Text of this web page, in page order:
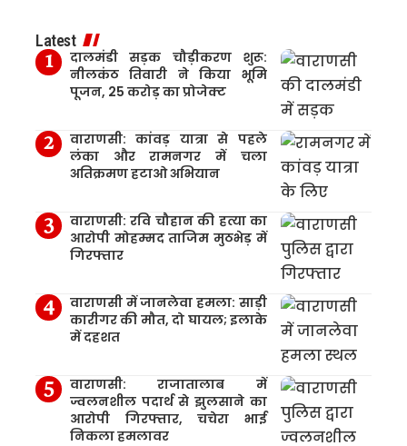
Latest
दालमंडी सड़क चौड़ीकरण शुरू:
नीलकंठ तिवारी ने किया भूमि
पूजन, 25 करोड़ का प्रोजेक्ट
वाराणसी: कांवड़ यात्रा से पहले
लंका और रामनगर में चला
अतिक्रमण हटाओ अभियान
वाराणसी: रवि चौहान की हत्या का
आरोपी मोहम्मद ताजिम मुठभेड़ में
गिरफ्तार
वाराणसी में जानलेवा हमला: साड़ी
कारीगर की मौत, दो घायल; इलाके
में दहशत
वाराणसी: राजातालाब में
ज्वलनशील पदार्थ से झुलसाने का
आरोपी गिरफ्तार, चचेरा भाई
निकला हमलावर